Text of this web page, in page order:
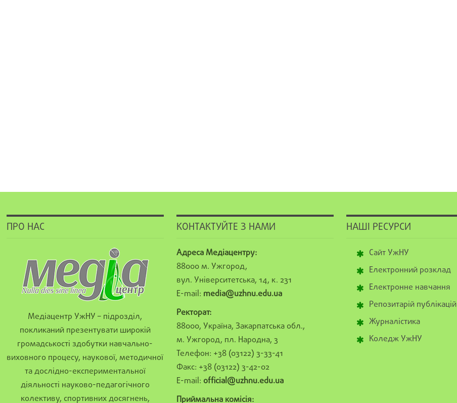
ПРО НАС
Медіацентр УжНУ – підрозділ,
покликаний презентувати широкій
громадськості здобутки навчально-
виховного процесу, наукової, методичної
та дослідно-експериментальної
діяльності науково-педагогічного
колективу, спортивних досягнень,
КОНТАКТУЙТЕ З НАМИ
Адреса Медіацентру:
88000 м. Ужгород,
вул. Університетська, 14, к. 231
E-mail: media@uzhnu.edu.ua
Ректорат:
88000, Україна, Закарпатська обл.,
м. Ужгород, пл. Народна, 3
Телефон: +38 (03122) 3-33-41
Факс: +38 (03122) 3-42-02
E-mail: official@uzhnu.edu.ua
Приймальна комісія:
НАШІ РЕСУРСИ
Сайт УжНУ
Електронний розклад
Електронне навчання
Репозитарій публікацій
Журналістика
Коледж УжНУ